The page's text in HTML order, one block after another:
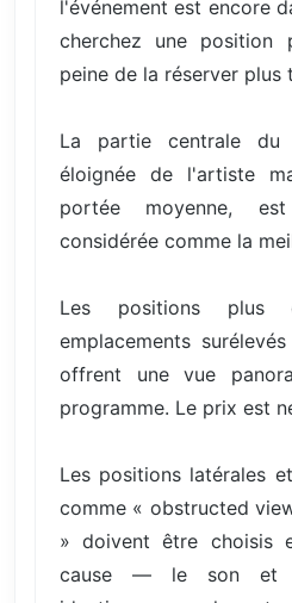
l'événement est encore
cherchez une position
peine de la réserver plus
La partie centrale du
éloignée de l'artiste
portée moyenne, est
considérée comme la
Les positions plus
emplacements
offrent une vue
programme. Le prix est
Les positions latérales
comme « obstructed
» doivent être choisis
cause — le son et